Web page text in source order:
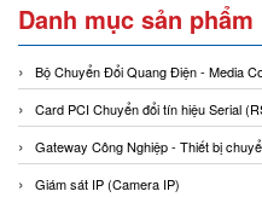
Danh mục sản phẩm
Bộ Chuyển Đổi Quang Điện - Media
Card PCI Chuyển đổi tín hiệu Serial
Gateway Công Nghiệp - Thiết bị
Giám sát IP (Camera IP)